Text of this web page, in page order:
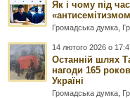
Як і чому під
Громадська думка
14 лютого 2026 о
Останній шлях
нагоди 165
Україні
Громадська думка